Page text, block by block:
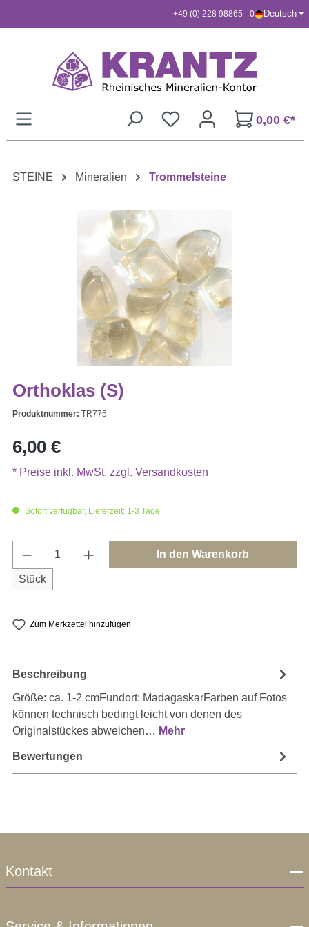
+49 (0) 228 98865 - 0 Deutsch
0,00 €*
STEINE Mineralien Trommelsteine
Orthoklas (S)
Produktnummer: TR775
Regulärer Preis:
6,00 €
* Preise inkl. MwSt. zzgl. Versandkosten
Sofort verfügbar, Lieferzeit: 1-3 Tage
Produkt Anzahl: Gib den gewünschten
Stück
In den Warenkorb
Zum Merkzettel hinzufügen
Beschreibung
Größe: ca. 1-2 cmFundort: MadagaskarFarben auf Fotos
können technisch bedingt leicht von denen des
Originalstückes abweichen… Mehr
Bewertungen
Kontakt